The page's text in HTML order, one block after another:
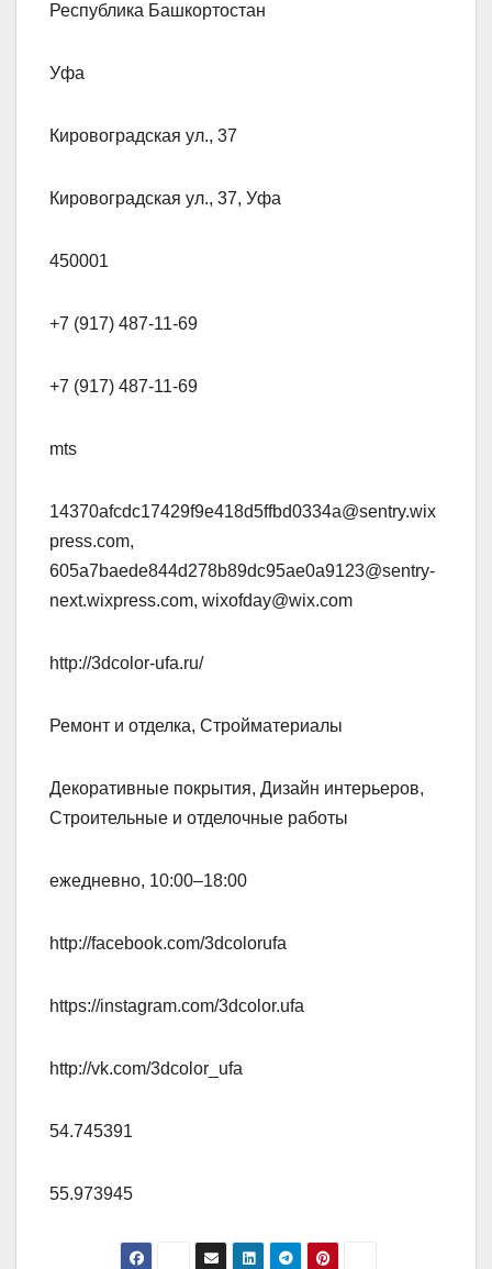
Республика Башкортостан
Уфа
Кировоградская ул., 37
Кировоградская ул., 37, Уфа
450001
+7 (917) 487-11-69
+7 (917) 487-11-69
mts
14370afcdc17429f9e418d5ffbd0334a@sentry.wix
press.com,
605a7baede844d278b89dc95ae0a9123@sentry-
next.wixpress.com, wixofday@wix.com
http://3dcolor-ufa.ru/
Ремонт и отделка, Стройматериалы
Декоративные покрытия, Дизайн интерьеров,
Строительные и отделочные работы
ежедневно, 10:00–18:00
http://facebook.com/3dcolorufa
https://instagram.com/3dcolor.ufa
http://vk.com/3dcolor_ufa
54.745391
55.973945